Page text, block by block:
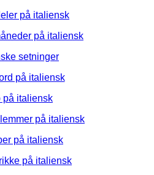
på italiensk
på italiensk
setninger
på italiensk
på italiensk
på italiensk
på italiensk
på italiensk